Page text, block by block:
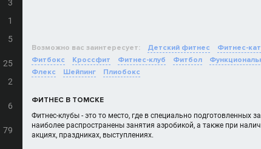
3
1
5
25
2
6
79
Возможно вас заинтересует: Детский фитнес Фитнес-
Фитбокс
Кроссфит Фитнес-клуб Фитбол
Флекс
Шейпинг Плиобокс
ФИТНЕС В ТОМСКЕ
Фитнес-клубы - это то место, где в специально подготовленных
наиболее распространены занятия аэробикой, а также при
акциях, праздниках, выступлениях.